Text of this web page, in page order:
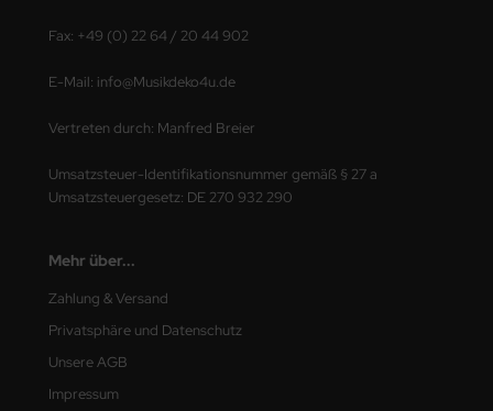
Fax: +49 (0) 22 64 / 20 44 902
E-Mail: info@Musikdeko4u.de
Vertreten durch: Manfred Breier
Umsatzsteuer-Identifikationsnummer gemäß § 27 a
Umsatzsteuergesetz: DE 270 932 290
Mehr über...
Zahlung & Versand
Privatsphäre und Datenschutz
Unsere AGB
Impressum